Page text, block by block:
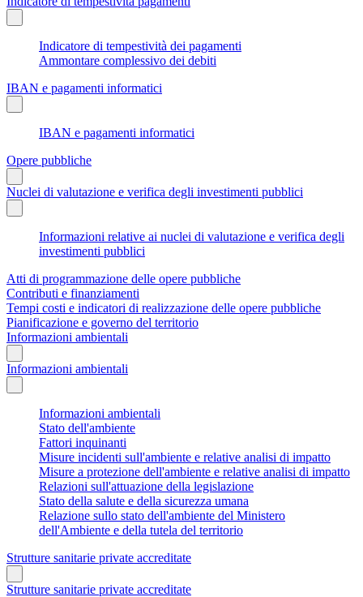
Indicatore di tempestività dei pagamenti
Ammontare complessivo dei debiti
IBAN e pagamenti informatici
IBAN e pagamenti informatici
Opere pubbliche
Nuclei di valutazione e verifica degli investimenti pubblici
Informazioni relative ai nuclei di valutazione e verifica degli
investimenti pubblici
Atti di programmazione delle opere pubbliche
Contributi e finanziamenti
Tempi costi e indicatori di realizzazione delle opere pubbliche
Pianificazione e governo del territorio
Informazioni ambientali
Informazioni ambientali
Informazioni ambientali
Stato dell'ambiente
Fattori inquinanti
Misure incidenti sull'ambiente e relative analisi di impatto
Misure a protezione dell'ambiente e relative analisi di impatto
Relazioni sull'attuazione della legislazione
Stato della salute e della sicurezza umana
Relazione sullo stato dell'ambiente del Ministero
dell'Ambiente e della tutela del territorio
Strutture sanitarie private accreditate
Strutture sanitarie private accreditate